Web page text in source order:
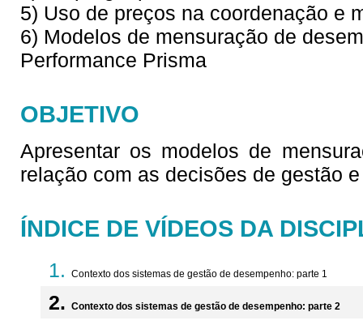
5) Uso de preços na coordenação e
6) Modelos de mensuração de
Performance Prisma
OBJETIVO
Apresentar os modelos de
relação com as decisões de gestão
ÍNDICE DE VÍDEOS DA
Contexto dos sistemas de gestão de desempenho: parte 1
Contexto dos sistemas de gestão de desempenho: parte 2